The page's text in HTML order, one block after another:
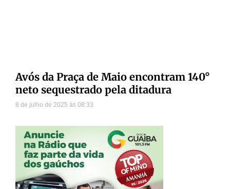
Avós da Praça de Maio encontram 140°
neto sequestrado pela ditadura
8 de julho de 2025 08:33